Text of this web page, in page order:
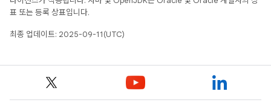
표 또는 등록 상표입니다.
최종 업데이트: 2025-09-11(UTC)